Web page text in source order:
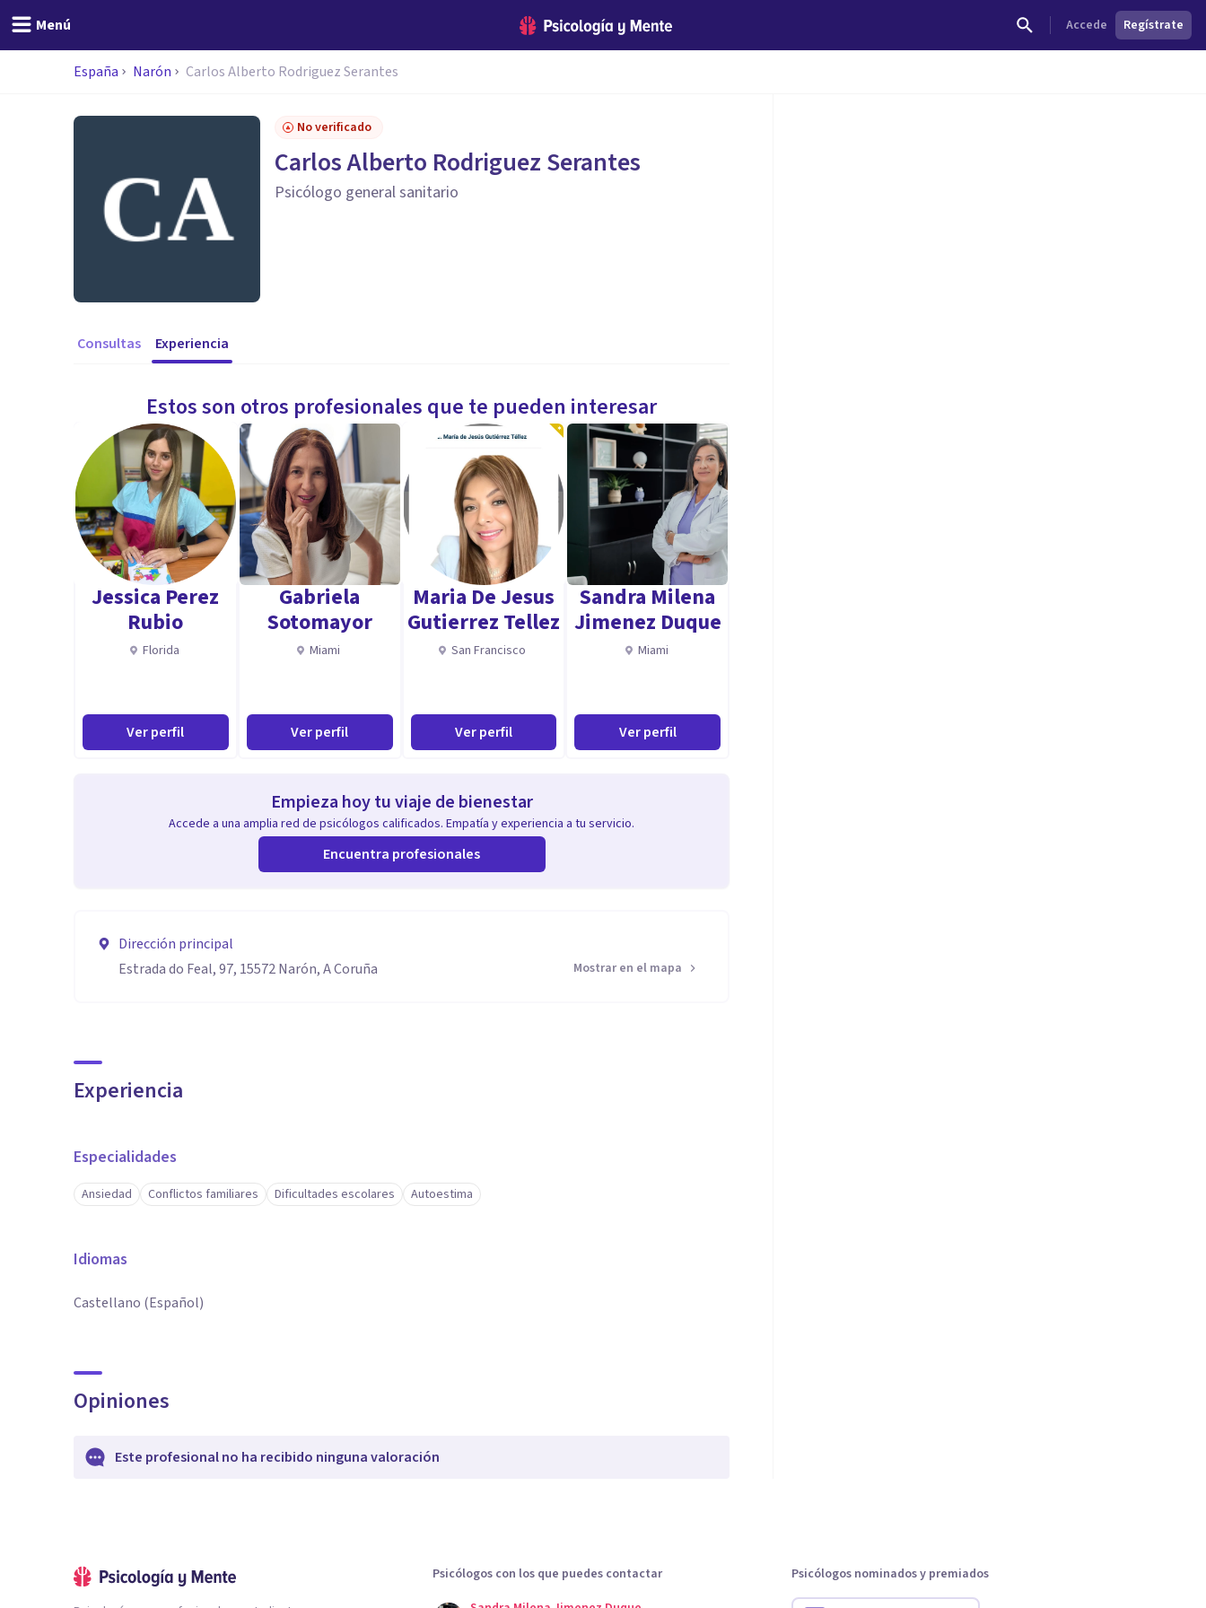
Menú Accede Regístrate
España Narón Carlos Alberto Rodriguez Serantes
No verificado
Carlos Alberto Rodriguez Serantes
Psicólogo general sanitario
Consultas Experiencia
Estos son otros profesionales que te pueden interesar
Jessica Perez
Rubio
Florida
Ver perfil
Gabriela
Sotomayor
Miami
Ver perfil
Maria De Jesus
Gutierrez Tellez
San Francisco
Ver perfil
Sandra Milena
Jimenez Duque
Miami
Ver perfil
Empieza hoy tu viaje de bienestar
Accede a una amplia red de psicólogos calificados. Empatía y experiencia a tu servicio.
Encuentra profesionales
Dirección principal
Estrada do Feal, 97, 15572 Narón, A Coruña
Mostrar en el mapa
Experiencia
Especialidades
Ansiedad Conflictos familiares Dificultades escolares Autoestima
Idiomas
Castellano (Español)
Opiniones
Este profesional no ha recibido ninguna valoración
Psicólogos con los que puedes contactar
Psicólogos nominados y premiados